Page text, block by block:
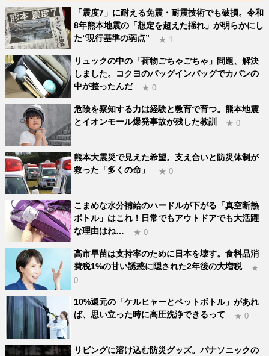
「震度7」に耐える免震・耐震技術でも破損。令和
8年熊本地震の「想定を超えた揺れ」が明らかにし
た“現行基準の弱点”
★ 1
リュックの中の「荷物ごちゃごちゃ」問題、解決
しました。コクヨのバッグインバッグでカバンの
中が整ったんだ
★ 0
危険を察知する力は経験と教育で育つ。熊本地震
とイオンモール爆発事故が残した教訓
★ 0
熊本大震災で見えた希望。支え合いと防災体制が
救った「多くの命」
★ 0
こまめな水分補給のハードルが下がる「真空断熱
ボトル」はこれ！日常でもアウトドアでも大活躍
な理由はね…
★ 0
高市早苗は支持率のために日本を壊す。食料品消
費税1%の甘い誘惑に隠された2年後の大増税
★
0
10%還元の「ケルヒャーとペットボトル」があれ
ば、思い立った時に高圧洗浄できるって
★ 0
リビングに溶け込む防災グッズ。パナソニックの